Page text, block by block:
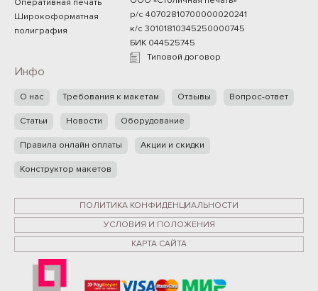
Оперативная печать
Широкоформатная
полиграфия
р/с 40702810700000020241
к/с 30101810345250000745
БИК 044525745
Типовой договор
Инфо
О нас Требования к макетам Отзывы Вопрос-ответ
Статьи Новости Оборудование
Правила онлайн оплаты Акции и скидки
Конструктор макетов
ПОЛИТИКА КОНФИДЕНЦИАЛЬНОСТИ
УСЛОВИЯ И ПОЛОЖЕНИЯ
КАРТА САЙТА